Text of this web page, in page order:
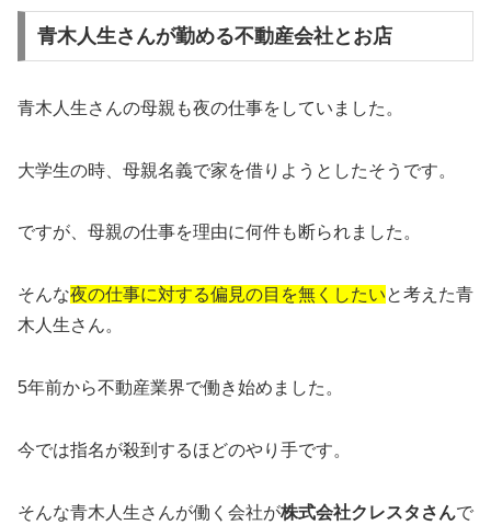
青木人生さんが勤める不動産会社とお店
青木人生さんの母親も夜の仕事をしていました。
大学生の時、母親名義で家を借りようとしたそうです。
ですが、母親の仕事を理由に何件も断られました。
そんな夜の仕事に対する偏見の目を無くしたいと考えた青
木人生さん。
5年前から不動産業界で働き始めました。
今では指名が殺到するほどのやり手です。
そんな青木人生さんが働く会社が株式会社クレスタさんで